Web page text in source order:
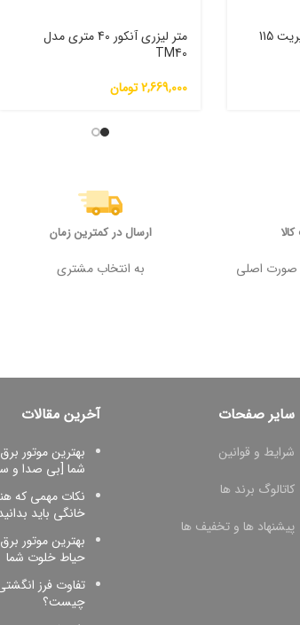
اره افقی بر برقی آپ اسپریت 115
متر لیزری آنکور 40 متری مدل
TM40
2,669,000تومان
وجه در صورت اصلی
ارسال در کمترین زمان
به انتخاب مشتری
سایر صفحات
شرایط و قوانین
کاتالوگ برند ها
پیشنهاد ها و تخفیف ها
آخرین مقالات
بهترین موتور
شما [بی صدا و
نکات مهمی که
خانگی باید
بهترین موتور
حیاط خلوت شما
تفاوت فرز
چیست؟